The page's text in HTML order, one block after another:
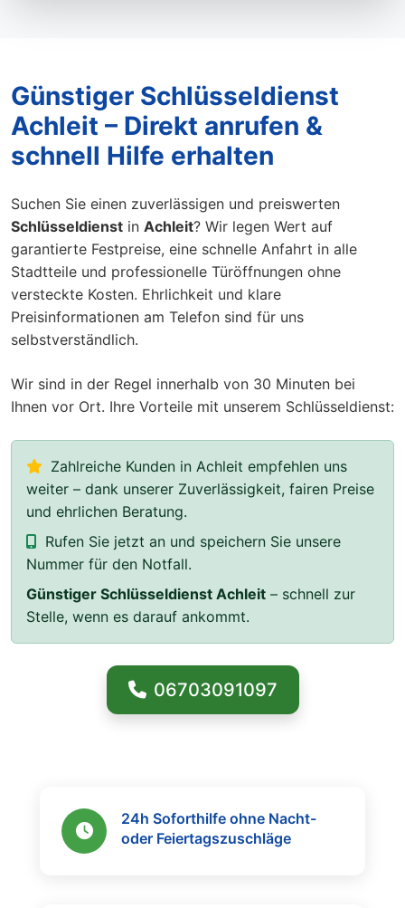
Günstiger Schlüsseldienst
Achleit – Direkt anrufen &
schnell Hilfe erhalten
Suchen Sie einen zuverlässigen und preiswerten
Schlüsseldienst in Achleit? Wir legen Wert auf
garantierte Festpreise, eine schnelle Anfahrt in alle
Stadtteile und professionelle Türöffnungen ohne
versteckte Kosten. Ehrlichkeit und klare
Preisinformationen am Telefon sind für uns
selbstverständlich.
Wir sind in der Regel innerhalb von 30 Minuten bei
Ihnen vor Ort. Ihre Vorteile mit unserem Schlüsseldienst:
Zahlreiche Kunden in Achleit empfehlen uns
weiter – dank unserer Zuverlässigkeit, fairen Preise
und ehrlichen Beratung.
Rufen Sie jetzt an und speichern Sie unsere
Nummer für den Notfall.
Günstiger Schlüsseldienst Achleit – schnell zur
Stelle, wenn es darauf ankommt.
06703091097
24h Soforthilfe ohne Nacht-
oder Feiertagszuschläge